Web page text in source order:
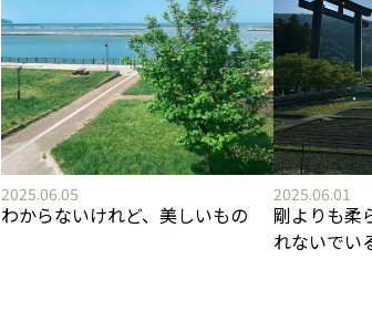
2025.06.05
わからないけれど、美しいもの
2025.06.01
剛よりも柔
れないでい